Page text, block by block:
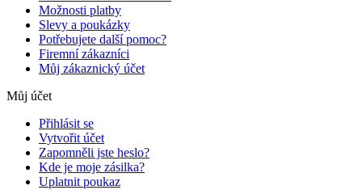
Možnosti platby
Slevy a poukázky
Potřebujete další pomoc?
Firemní zákazníci
Můj zákaznický účet
Můj účet
Přihlásit se
Vytvořit účet
Zapomněli jste heslo?
Kde je moje zásilka?
Uplatnit poukaz